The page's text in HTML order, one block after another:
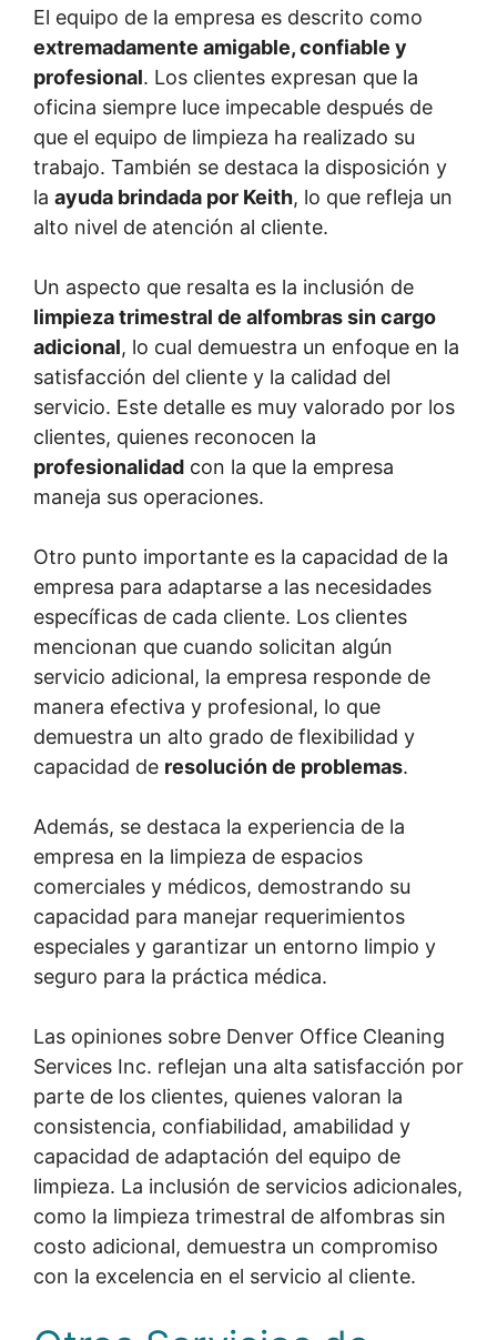
El equipo de la empresa es descrito como
extremadamente amigable, confiable y
profesional. Los clientes expresan que la
oficina siempre luce impecable después de
que el equipo de limpieza ha realizado su
trabajo. También se destaca la disposición y
la ayuda brindada por Keith, lo que refleja un
alto nivel de atención al cliente.
Un aspecto que resalta es la inclusión de
limpieza trimestral de alfombras sin cargo
adicional, lo cual demuestra un enfoque en la
satisfacción del cliente y la calidad del
servicio. Este detalle es muy valorado por los
clientes, quienes reconocen la
profesionalidad con la que la empresa
maneja sus operaciones.
Otro punto importante es la capacidad de la
empresa para adaptarse a las necesidades
específicas de cada cliente. Los clientes
mencionan que cuando solicitan algún
servicio adicional, la empresa responde de
manera efectiva y profesional, lo que
demuestra un alto grado de flexibilidad y
capacidad de resolución de problemas.
Además, se destaca la experiencia de la
empresa en la limpieza de espacios
comerciales y médicos, demostrando su
capacidad para manejar requerimientos
especiales y garantizar un entorno limpio y
seguro para la práctica médica.
Las opiniones sobre Denver Office Cleaning
Services Inc. reflejan una alta satisfacción por
parte de los clientes, quienes valoran la
consistencia, confiabilidad, amabilidad y
capacidad de adaptación del equipo de
limpieza. La inclusión de servicios adicionales,
como la limpieza trimestral de alfombras sin
costo adicional, demuestra un compromiso
con la excelencia en el servicio al cliente.